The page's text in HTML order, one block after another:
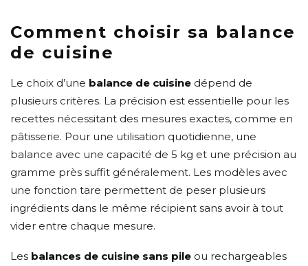
Comment choisir sa balance
de cuisine
Le choix d’une balance de cuisine dépend de
plusieurs critères. La précision est essentielle pour les
recettes nécessitant des mesures exactes, comme en
pâtisserie. Pour une utilisation quotidienne, une
balance avec une capacité de 5 kg et une précision au
gramme près suffit généralement. Les modèles avec
une fonction tare permettent de peser plusieurs
ingrédients dans le même récipient sans avoir à tout
vider entre chaque mesure.
Les balances de cuisine sans pile ou rechargeables